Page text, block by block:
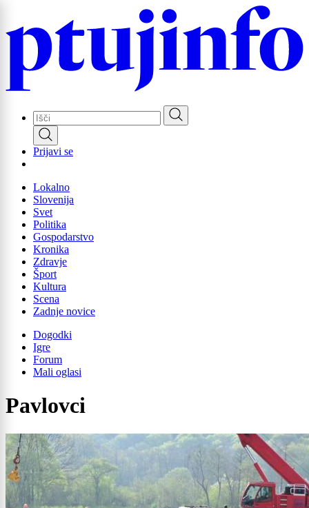
main
Prijavi se
Lokalno
Slovenija
Svet
Politika
Gospodarstvo
Kronika
Zdravje
Šport
Kultura
Scena
Zadnje novice
Dogodki
Igre
Forum
Mali oglasi
Pavlovci